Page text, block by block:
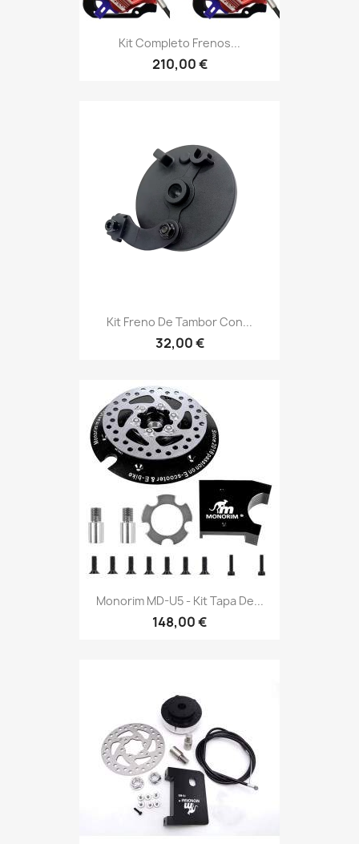
Kit Completo Frenos...
210,00 €
Kit Freno De Tambor Con...
32,00 €
Monorim MD-U5 - Kit Tapa De...
148,00 €